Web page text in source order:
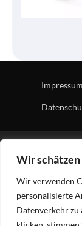
Wir
Wir verwenden
personalisierte
Datenverkehr zu
Impressum
| Powered by